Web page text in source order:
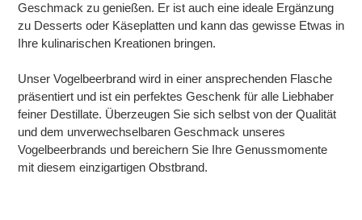
Geschmack zu genießen. Er ist auch eine ideale Ergänzung
zu Desserts oder Käseplatten und kann das gewisse Etwas in
Ihre kulinarischen Kreationen bringen.
Unser Vogelbeerbrand wird in einer ansprechenden Flasche
präsentiert und ist ein perfektes Geschenk für alle Liebhaber
feiner Destillate. Überzeugen Sie sich selbst von der Qualität
und dem unverwechselbaren Geschmack unseres
Vogelbeerbrands und bereichern Sie Ihre Genussmomente
mit diesem einzigartigen Obstbrand.